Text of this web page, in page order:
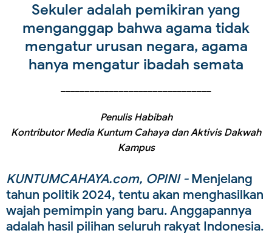
Sekuler adalah pemikiran yang
menganggap bahwa agama tidak
mengatur urusan negara, agama
hanya mengatur ibadah semata
Penulis Habibah
Kontributor Media Kuntum Cahaya dan Aktivis Dakwah
Kampus
KUNTUMCAHAYA.com, OPINI -Menjelang
tahun politik 2024, tentu akan menghasilkan
wajah pemimpin yang baru. Anggapannya
adalah hasil pilihan seluruh rakyat Indonesia.